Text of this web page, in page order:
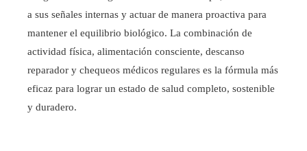
a sus señales internas y actuar de manera proactiva para
mantener el equilibrio biológico. La combinación de
actividad física, alimentación consciente, descanso
reparador y chequeos médicos regulares es la fórmula más
eficaz para lograr un estado de salud completo, sostenible
y duradero.